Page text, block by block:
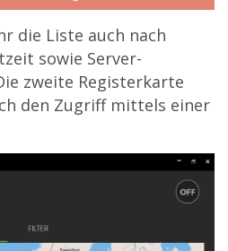
die Liste auch nach
sowie Server-
zweite Registerkarte
den Zugriff mittels einer